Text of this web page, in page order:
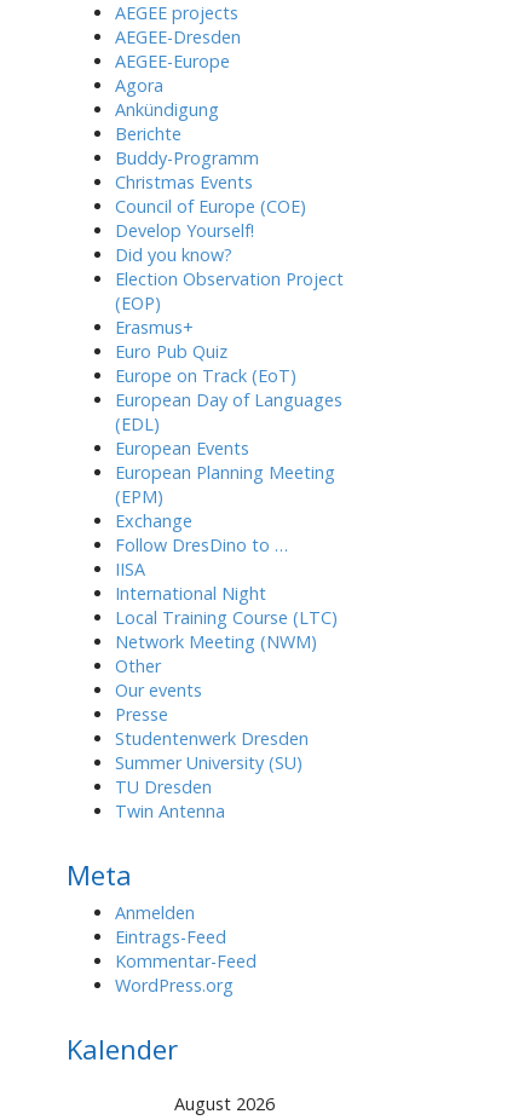
AEGEE projects
AEGEE-Dresden
AEGEE-Europe
Agora
Ankündigung
Berichte
Buddy-Programm
Christmas Events
Council of Europe (COE)
Develop Yourself!
Did you know?
Election Observation Project
(EOP)
Erasmus+
Euro Pub Quiz
Europe on Track (EoT)
European Day of Languages
(EDL)
European Events
European Planning Meeting
(EPM)
Exchange
Follow DresDino to …
IISA
International Night
Local Training Course (LTC)
Network Meeting (NWM)
Other
Our events
Presse
Studentenwerk Dresden
Summer University (SU)
TU Dresden
Twin Antenna
Meta
Anmelden
Eintrags-Feed
Kommentar-Feed
WordPress.org
Kalender
August 2026